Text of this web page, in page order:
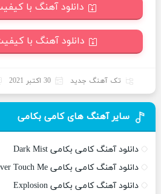
دانلود آهنگ با کیفیت
دانلود آهنگ با
تک آهنگ جدید 30 اکتبر 2021
سایر آهنگ های کامی بکامی
دانلود آهنگ کامی بکامی Dark Mist
دانلود آهنگ کامی بکامی Never Touch Me
دانلود آهنگ کامی بکامی Explosion